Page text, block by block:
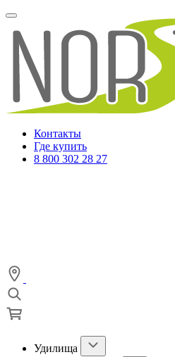
Контакты
Где купить
8 800 302 28 27
Удилища